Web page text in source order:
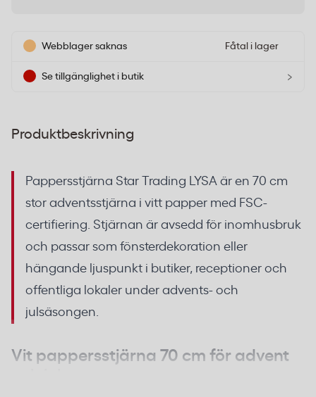
Webblager saknas Fåtal i lager
Se tillgänglighet i butik ›
Produktbeskrivning
Pappersstjärna Star Trading LYSA är en 70 cm
stor adventsstjärna i vitt papper med FSC-
certifiering. Stjärnan är avsedd för inomhusbruk
och passar som fönsterdekoration eller
hängande ljuspunkt i butiker, receptioner och
offentliga lokaler under advents- och
julsäsongen.
Vit pappersstjärna 70 cm för advent